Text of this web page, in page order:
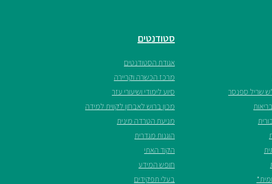
סטודנטים
אגודת הסטודנטים
מרכז הכשרה וקריירה
סיוע לימודי ושיעורי עזר
מכון ברוש לאבחון לקווית למידה
מניעת הטרדה מינית
הוגנות מגדרית
הקוד האתי
חופש המידע
בעלי תפקידים